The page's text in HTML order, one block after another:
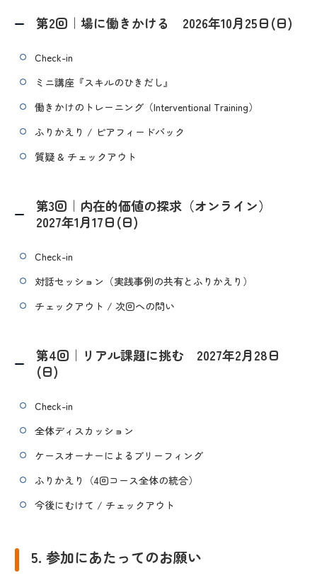
第2回｜場に働きかける 2026年10月25日(日)
Check-in
ミニ講座『スキルのひきだし』
働きかけのトレーニング（Interventional Training）
ふりかえり / ピアフィードバック
質疑 & チェックアウト
第3回｜内在的価値の探求（オンライン）
2027年1月17日(日)
Check-in
対話セッション（実践事例の共有とふりかえり）
チェックアウト / 次回への問い
第4回｜リアル課題に挑む 2027年2月28日
(日)
Check-in
全体ディスカッション
ケースオーナーによるブリーフィング
ふりかえり（4回コース全体の統合）
今後にむけて / チェックアウト
5. 参加にあたってのお願い